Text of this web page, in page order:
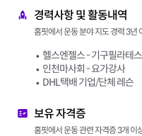
경력사항 및 활동내역
홈핏에서 운동 분야 지도 경력 3년
헬스엔젤스 - 기구필라테
인천마사회 - 요가강사
DHL택배 기업/단체 레슨
보유 자격증
홈핏에서 운동 관련 자격증 3개 이